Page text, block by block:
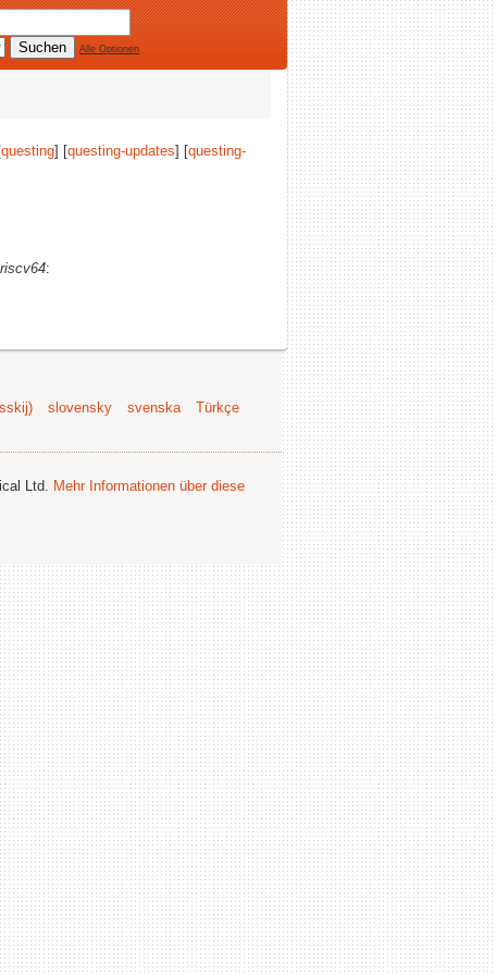
Alle Optionen
questing] [questing-updates] [questing-
riscv64:
slovensky svenska
Türkçe
Ltd. Mehr Informationen über diese